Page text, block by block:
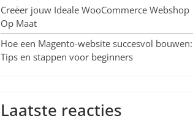
Creëer jouw Ideale WooCommerce Webshop
Op Maat
Hoe een Magento-website succesvol bouwen:
Tips en stappen voor beginners
Laatste reacties